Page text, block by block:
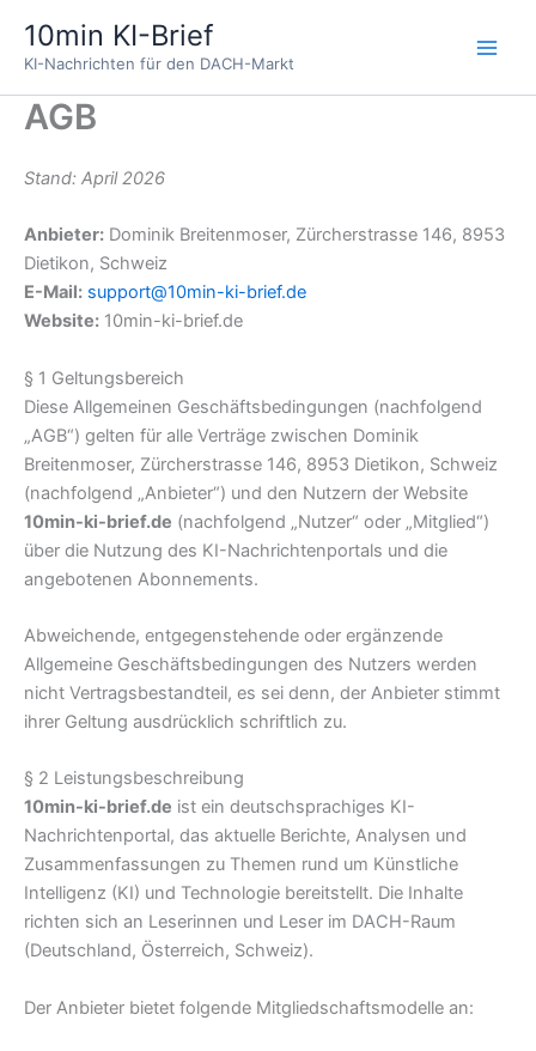
Inhalt
springen
10min KI-Brief
KI-Nachrichten für den DACH-Markt
AGB
Stand: April 2026
Anbieter: Dominik Breitenmoser, Zürcherstrasse 146, 8953
Dietikon, Schweiz
E-Mail: support@10min-ki-brief.de
Website: 10min-ki-brief.de
§ 1 Geltungsbereich
Diese Allgemeinen Geschäftsbedingungen (nachfolgend
„AGB“) gelten für alle Verträge zwischen Dominik
Breitenmoser, Zürcherstrasse 146, 8953 Dietikon, Schweiz
(nachfolgend „Anbieter“) und den Nutzern der Website
10min-ki-brief.de (nachfolgend „Nutzer“ oder „Mitglied“)
über die Nutzung des KI-Nachrichtenportals und die
angebotenen Abonnements.
Abweichende, entgegenstehende oder ergänzende
Allgemeine Geschäftsbedingungen des Nutzers werden
nicht Vertragsbestandteil, es sei denn, der Anbieter stimmt
ihrer Geltung ausdrücklich schriftlich zu.
§ 2 Leistungsbeschreibung
10min-ki-brief.de ist ein deutschsprachiges KI-
Nachrichtenportal, das aktuelle Berichte, Analysen und
Zusammenfassungen zu Themen rund um Künstliche
Intelligenz (KI) und Technologie bereitstellt. Die Inhalte
richten sich an Leserinnen und Leser im DACH-Raum
(Deutschland, Österreich, Schweiz).
Der Anbieter bietet folgende Mitgliedschaftsmodelle an: